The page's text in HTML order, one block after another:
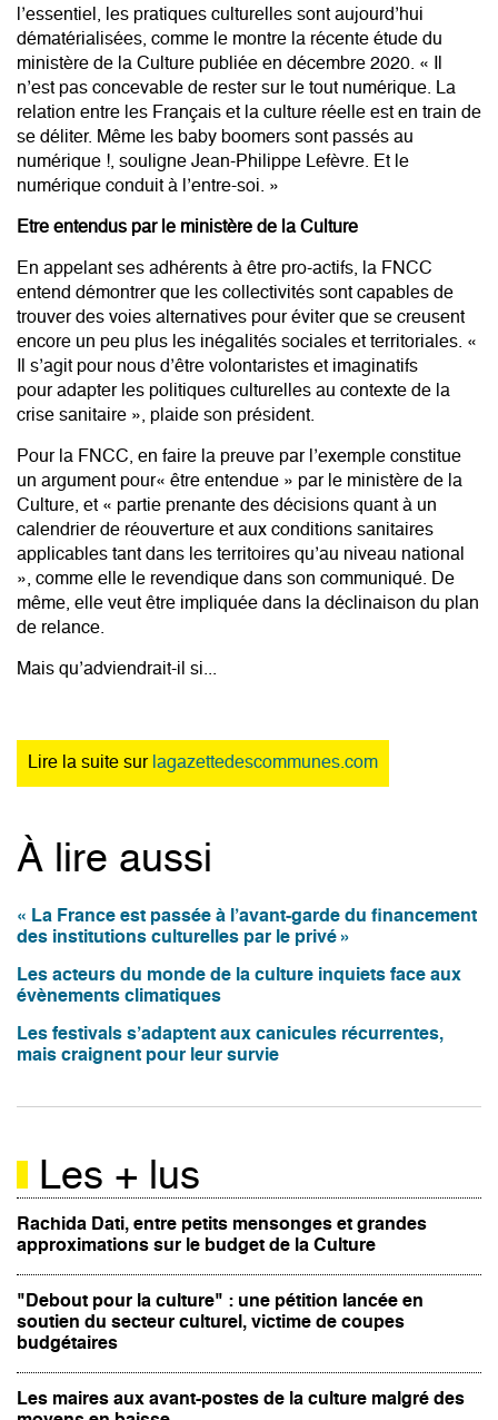
l’essentiel, les pratiques culturelles sont aujourd’hui
dématérialisées, comme le montre la récente étude du
ministère de la Culture publiée en décembre 2020. « Il
n’est pas concevable de rester sur le tout numérique. La
relation entre les Français et la culture réelle est en train de
se déliter. Même les baby boomers sont passés au
numérique !, souligne Jean-Philippe Lefèvre. Et le
numérique conduit à l’entre-soi. »
Etre entendus par le ministère de la Culture
En appelant ses adhérents à être pro-actifs, la FNCC
entend démontrer que les collectivités sont capables de
trouver des voies alternatives pour éviter que se creusent
encore un peu plus les inégalités sociales et territoriales. «
Il s’agit pour nous d’être volontaristes et imaginatifs
pouradapter les politiques culturelles au contexte de la
crise sanitaire », plaide son président.
Pour la FNCC, en faire la preuve par l’exemple constitue
un argument pour« être entendue » par le ministère de la
Culture, et « partie prenante des décisions quant à un
calendrier de réouverture et aux conditions sanitaires
applicables tant dans les territoires qu’au niveau national
», comme elle le revendique dans son communiqué. De
même, elle veut être impliquée dans la déclinaison du plan
de relance.
Mais qu’adviendrait-il si...
Lire la suite sur lagazettedescommunes.com
À lire aussi
« La France est passée à l’avant-garde du financement
des institutions culturelles par le privé »
Les acteurs du monde de la culture inquiets face aux
évènements climatiques
Les festivals s’adaptent aux canicules récurrentes,
mais craignent pour leur survie
Les + lus
Rachida Dati, entre petits mensonges et grandes
approximations sur le budget de la Culture
"Debout pour la culture" : une pétition lancée en
soutien du secteur culturel, victime de coupes
budgétaires
Les maires aux avant-postes de la culture malgré des